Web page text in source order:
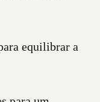
equilibrar a